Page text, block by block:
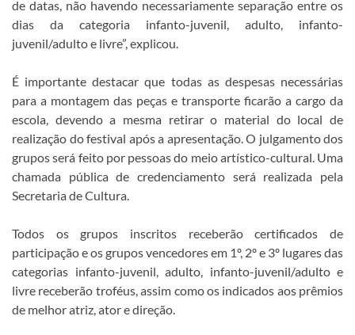
de datas, não havendo necessariamente separação entre os
dias da categoria infanto-juvenil, adulto, infanto-
juvenil/adulto e livre”, explicou.
É importante destacar que todas as despesas necessárias
para a montagem das peças e transporte ficarão a cargo da
escola, devendo a mesma retirar o material do local de
realização do festival após a apresentação. O julgamento dos
grupos será feito por pessoas do meio artístico-cultural. Uma
chamada pública de credenciamento será realizada pela
Secretaria de Cultura.
Todos os grupos inscritos receberão certificados de
participação e os grupos vencedores em 1º, 2º e 3º lugares das
categorias infanto-juvenil, adulto, infanto-juvenil/adulto e
livre receberão troféus, assim como os indicados aos prêmios
de melhor atriz, ator e direção.